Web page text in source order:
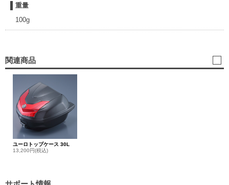
重量
100g
関連商品
ユーロトップケース 30L
13,200円(税込)